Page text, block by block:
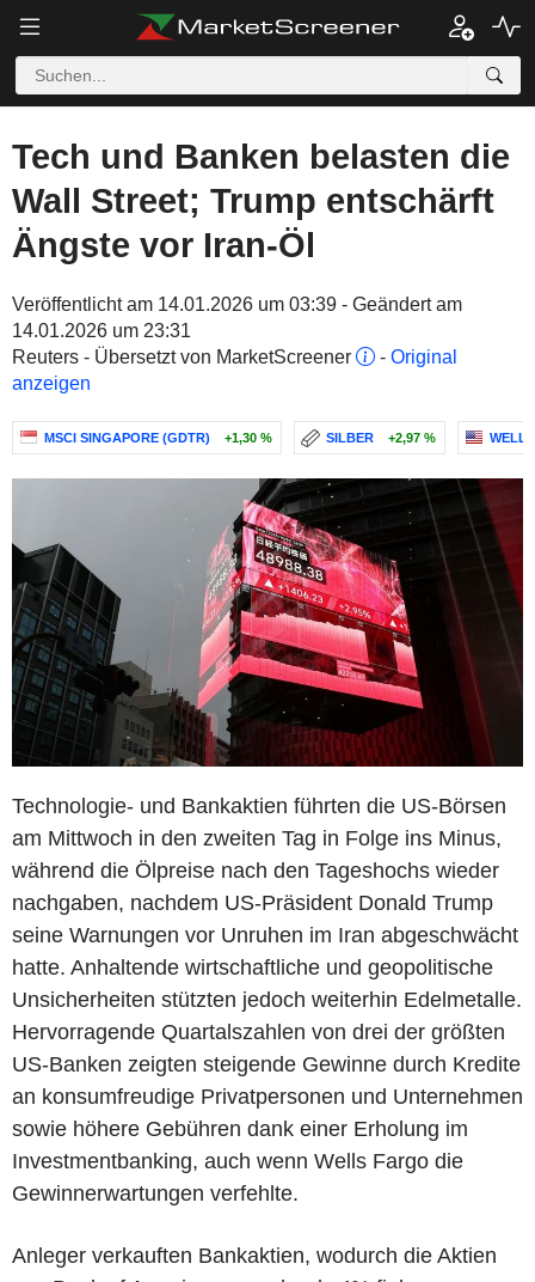
Tech und Banken belasten die
Wall Street; Trump entschärft
Ängste vor Iran-Öl
Veröffentlicht am 14.01.2026 um 03:39 - Geändert am
14.01.2026 um 23:31
Reuters - Übersetzt von MarketScreener
- Original
anzeigen
MSCI SINGAPORE (GDTR) +1,30 % SILBER +2,97 %
Technologie- und Bankaktien führten die US-Börsen
am Mittwoch in den zweiten Tag in Folge ins Minus,
während die Ölpreise nach den Tageshochs wieder
nachgaben, nachdem US-Präsident Donald Trump
seine Warnungen vor Unruhen im Iran abgeschwächt
hatte. Anhaltende wirtschaftliche und geopolitische
Unsicherheiten stützten jedoch weiterhin Edelmetalle.
Hervorragende Quartalszahlen von drei der größten
US-Banken zeigten steigende Gewinne durch Kredite
an konsumfreudige Privatpersonen und Unternehmen
sowie höhere Gebühren dank einer Erholung im
Investmentbanking, auch wenn Wells Fargo die
Gewinnerwartungen verfehlte.
Anleger verkauften Bankaktien, wodurch die Aktien